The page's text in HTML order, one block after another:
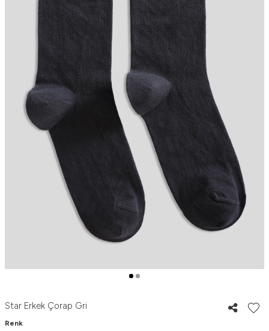
Star Erkek Çorap Gri
Renk